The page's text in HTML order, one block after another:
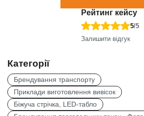
Рейтинг кейсу
5/5
Залишити відгук
Категорії
Брендування транспорту
Приклади виготовлення вивісок
Біжуча стрічка, LED-табло